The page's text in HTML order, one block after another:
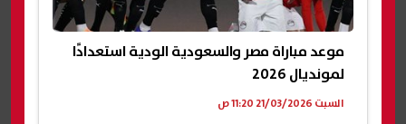
موعد مباراة مصر والسعودية الودية استعدادًا
لمونديال 2026
السبت 21/03/2026 11:20 ص